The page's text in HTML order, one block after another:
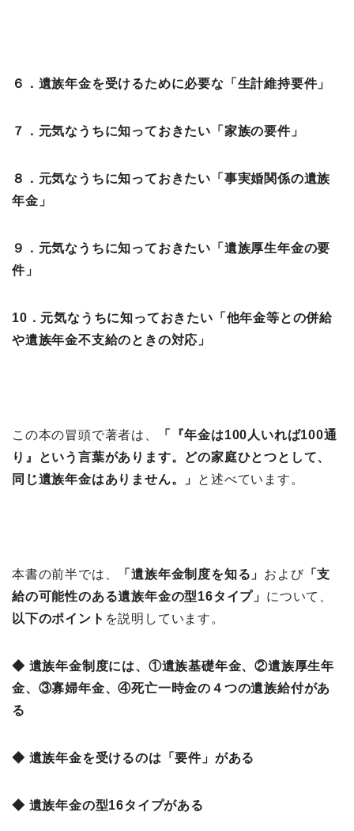
６．遺族年金を受けるために必要な「生計維持要件」
７．元気なうちに知っておきたい「家族の要件」
８．元気なうちに知っておきたい「事実婚関係の遺族
年金」
９．元気なうちに知っておきたい「遺族厚生年金の要
件」
10．元気なうちに知っておきたい「他年金等との併給
や遺族年金不支給のときの対応」
この本の冒頭で著者は、
「『年金は100人いれば100通
り』という言葉があります。どの家庭ひとつとして、
同じ遺族年金はありません。」
と述べています。
本書の前半では、 「遺族年金制度を知る」 および「支
給の可能性のある遺族年金の型16タイプ」 について、
以下のポイント を説明しています。
◆ 遺族年金制度には、①遺族基礎年金、②遺族厚生年
金、③寡婦年金、④死亡一時金の４つの遺族給付があ
る
◆ 遺族年金を受けるのは「要件」がある
◆ 遺族年金の型16タイプがある